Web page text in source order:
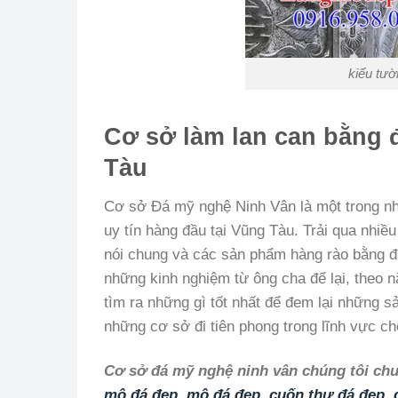
kiểu
Cơ sở làm lan can bằng
Tàu
Cơ sở Đá mỹ nghệ Ninh Vân là một trong
uy tín hàng đầu tại Vũng Tàu. Trải qua
nói chung và các sản phẩm hàng rào
những kinh nghiệm từ ông cha để lại, theo
tìm ra những gì tốt nhất để đem lại những
những cơ sở đi tiên phong trong lĩnh vực
Cơ sở đá mỹ nghệ ninh vân chúng tôi
mộ đá đẹp mộ đá đẹp cuốn thư đá đẹp